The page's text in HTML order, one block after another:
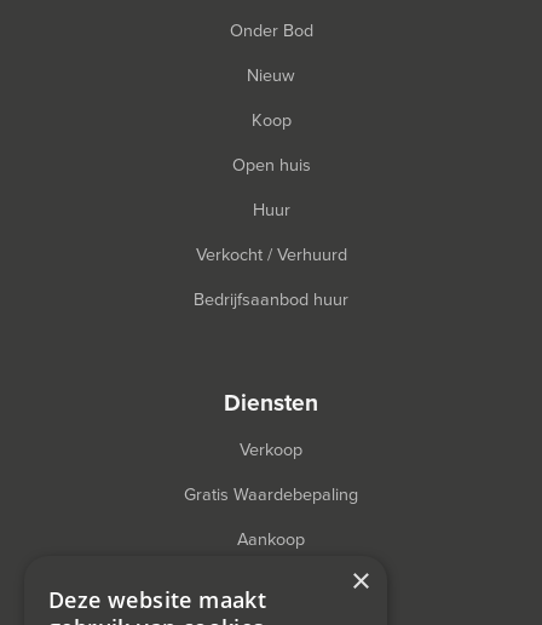
Onder Bod
Nieuw
Koop
Open huis
Huur
Verkocht / Verhuurd
Bedrijfsaanbod huur
diensten
Verkoop
Gratis Waardebepaling
Aankoop
×
Deze website maakt